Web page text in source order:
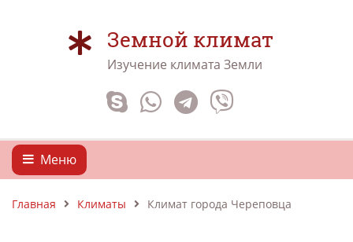
Земной климат
Изучение климата Земли
Меню
Главная Климаты Климат города Череповца